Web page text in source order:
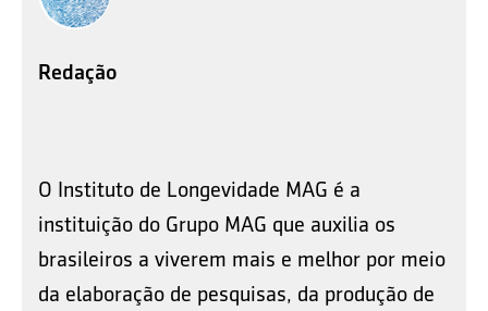
Redação
O Instituto de Longevidade MAG é a
instituição do Grupo MAG que auxilia os
brasileiros a viverem mais e melhor por meio
da elaboração de pesquisas, da produção de